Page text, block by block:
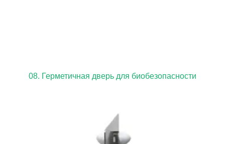
08. Герметичная дверь для биобезопасности